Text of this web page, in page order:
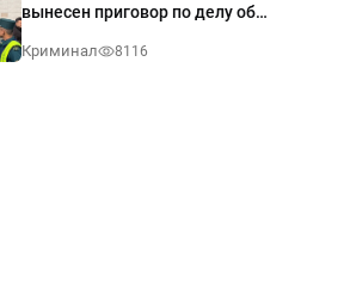
вынесен приговор по делу об
Ташкенте
Криминал 8116